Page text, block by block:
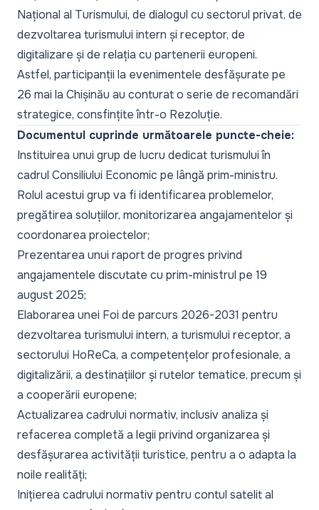
Național al Turismului, de dialogul cu sectorul privat, de
dezvoltarea turismului intern și receptor, de
digitalizare și de relația cu partenerii europeni.
Astfel, participanții la evenimentele desfășurate pe
26 mai la Chișinău au conturat o serie de recomandări
strategice, consfințite într-o Rezoluție.
Documentul cuprinde următoarele puncte-cheie:
Instituirea unui grup de lucru dedicat turismului în
cadrul Consiliului Economic pe lângă prim-ministru.
Rolul acestui grup va fi identificarea problemelor,
pregătirea soluțiilor, monitorizarea angajamentelor și
coordonarea proiectelor;
Prezentarea unui raport de progres privind
angajamentele discutate cu prim-ministrul pe 19
august 2025;
Elaborarea unei Foi de parcurs 2026-2031 pentru
dezvoltarea turismului intern, a turismului receptor, a
sectorului HoReCa, a competențelor profesionale, a
digitalizării, a destinațiilor și rutelor tematice, precum și
a cooperării europene;
Actualizarea cadrului normativ, inclusiv analiza și
refacerea completă a legii privind organizarea și
desfășurarea activității turistice, pentru a o adapta la
noile realități;
Inițierea cadrului normativ pentru contul satelit al